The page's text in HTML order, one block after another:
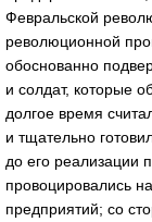
Февральской
революционной
обоснованно
и солдат, которые
долгое время
и тщательно
до его реализации
провоцировались
предприятий; со